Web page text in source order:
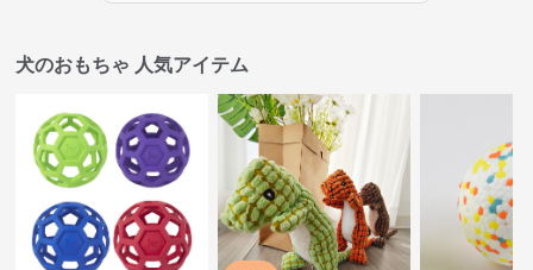
犬のおもちゃ 人気アイテム